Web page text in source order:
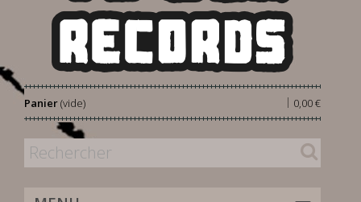
Panier 0,00 €
|
(vide)